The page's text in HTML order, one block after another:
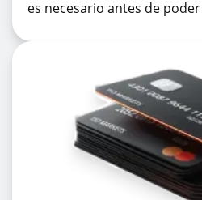
es necesario antes de